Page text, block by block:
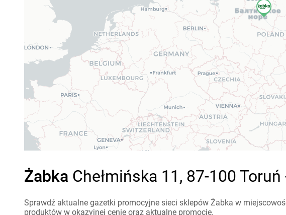
Żabka Chełmińska 11, 87-100
Sprawdź aktualne gazetki promocyjne sieci sklepów Żabka w
produktów w okazyjnej cenie oraz aktualne promocje.